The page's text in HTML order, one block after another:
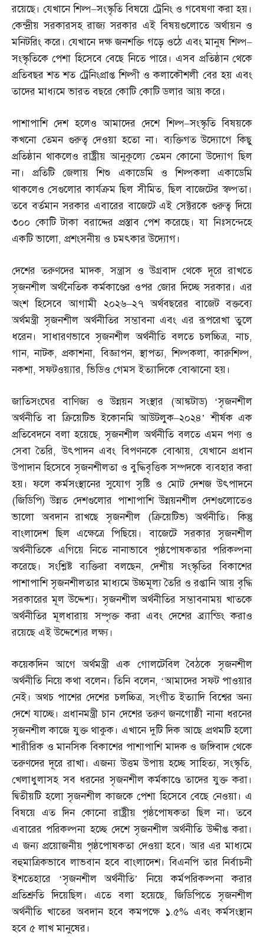
রয়েছে। যেখানে শিল্প–সংস্কৃতি বিষয়ে ট্রেনিং ও গবেষণা করা হয়।
কেন্দ্রীয় সরকারসহ রাজ্য সরকার এই বিষয়গুলোতে অর্থায়ন ও
মনিটরিং করে। যেখানে দক্ষ জনশক্তি গড়ে ওঠে এবং মানুষ শিল্প–
সংস্কৃতিকে পেশা হিসেবে বেছে নিতে পারে। এসব প্রতিষ্ঠান থেকে
প্রতিবছর শত শত ট্রেনিংপ্রাপ্ত শিল্পী ও কলাকৌশলী বের হয় এবং
তাদের মাধ্যমে ভারত বছরে কোটি কোটি ডলার আয় করে।
পাশাপাশি দেশ হলেও আমাদের দেশে শিল্প–সংস্কৃতি বিষয়কে
কখনো তেমন গুরুত্ব দেওয়া হতো না। ব্যক্তিগত উদ্যোগে কিছু
প্রতিষ্ঠান থাকলেও রাষ্ট্রীয় আনুকূল্যে তেমন কোনো উদ্যোগ ছিল
না। প্রতিটি জেলায় শিশু একাডেমি ও শিল্পকলা একাডেমি
থাকলেও সেগুলোর কার্যক্রম ছিল সীমিত,ছিল বাজেটের স্বল্পতা।
তবে বর্তমান সরকার এবারের বাজেটে এই সেক্টরকে গুরুত্ব দিয়ে
৩০০ কোটি টাকা বরাদ্দের প্রস্তাব পেশ করেছে। যা নিঃসন্দেহে
একটি ভালো, প্রশংসনীয় ও চমৎকার উদ্যোগ।
দেশের তরুণদের মাদক,সন্ত্রাস ও উগ্রবাদ থেকে দূরে রাখতে
সৃজনশীল অর্থনৈতিক কর্মকাণ্ডের ওপর জোর দিচ্ছে সরকার। এর
অংশ হিসেবে আগামী ২০২৬–২৭ অর্থবছরের বাজেট বক্তব্যে
অর্থমন্ত্রী সৃজনশীল অর্থনীতির সম্ভাবনা এবং এর রূপরেখা তুলে
ধরেন। সাধারণভাবে সৃজনশীল অর্থনীতি বলতে চলচ্চিত্র,নাচ,
গান,নাটক,প্রকাশনা,বিজ্ঞাপন,স্থাপত্য,শিল্পকলা,কারুশিল্প,
নকশা,সফটওয়্যার,ভিডিও গেমস ইত্যাদিকে বোঝানো হয়।
জাতিসংঘের বাণিজ্য ও উন্নয়ন সংস্থার (আঙ্কটাড) ‘সৃজনশীল
অর্থনীতি বা ক্রিয়েটিভ ইকোনমি আউটলুক–২০২৪’ শীর্ষক এক
প্রতিবেদনে বলা হয়েছে,সৃজনশীল অর্থনীতি বলতে এমন পণ্য ও
সেবা তৈরি,উৎপাদন এবং বিপণনকে বোঝায়, যেখানে প্রধান
উপাদান হিসেবে সৃজনশীলতা ও বুদ্ধিবৃত্তিক সম্পদকে ব্যবহার করা
হয়। ফলে কর্মসংস্থানের সুযোগ সৃষ্টি ও মোট দেশজ উৎপাদনে
(জিডিপি)উন্নত দেশগুলোর পাশাপাশি উন্নয়নশীল দেশগুলোতেও
ভালো অবদান রাখছে সৃজনশীল (ক্রিয়েটিভ)অর্থনীতি। কিন্তু
বাংলাদেশ ছিল এক্ষেত্রে পিছিয়ে। বাজেটে সরকার সৃজনশীল
অর্থনীতিকে এগিয়ে নিতে নানাভাবে পৃষ্ঠপোষকতার পরিকল্পনা
করেছে। সংশ্লিষ্ট ব্যক্তিরা বলছেন,দেশীয় সংস্কৃতির বিকাশের
পাশাপাশি সৃজনশীলতার মাধ্যমে উচ্চমূল্য তৈরি ও রপ্তানি আয় বৃদ্ধি
সরকারের মূল উদ্দেশ্য। সৃজনশীল অর্থনীতির সম্ভাবনাময় খাতকে
অর্থনীতির মূলধারায় সম্পৃক্ত করা এবং দেশের ব্র্যান্ডিং করাও
রয়েছে এই উদ্দেশ্যের লক্ষ্য।
কয়েকদিন আগে অর্থমন্ত্রী এক গোলটেবিল বৈঠকে সৃজনশীল
অর্থনীতি নিয়ে কথা বলেন। তিনি বলেন, ‘আমাদের সফট পাওয়ার
নেই। অথচ পাশের দেশের চলচ্চিত্র,সংগীত ইত্যাদি বিশ্বের অন্য
দেশে যাচ্ছে। প্রধানমন্ত্রী চান দেশের তরুণ জনগোষ্ঠী নানা ধরনের
সৃজনশীল কাজে যুক্ত থাকুক। এখানে দুটি দিক আছে প্রথমটি হলো
শারীরিক ও মানসিক বিকাশের পাশাপাশি মাদক ও জঙ্গিবাদ থেকে
তরুণদের দূরে রাখা। এজন্য উত্তম উপায় হচ্ছে সাহিত্য,সংস্কৃতি,
খেলাধুলাসহ সব ধরনের সৃজনশীল কর্মকাণ্ডে তাদের যুক্ত করা।
দ্বিতীয়টি হলো সৃজনশীল কাজকে পেশা হিসেবে বেছে নেওয়া। এ
বিষয়ে এত দিন কোনো রাষ্ট্রীয় পৃষ্ঠপোষকতা ছিল না। তবে
এবারের পরিকল্পনা হচ্ছে দেশে সৃজনশীল অর্থনীতি উদ্দীপ্ত করা।
এ জন্য প্রয়োজনীয় পৃষ্ঠপোষকতা দেওয়া হবে। আর এর মাধ্যমে
বহুমাত্রিকভাবে লাভবান হবে বাংলাদেশ। বিএনপি তার নির্বাচনী
ইশতেহারে ‘সৃজনশীল অর্থনীতি’ নিয়ে কর্মপরিকল্পনা করার
প্রতিশ্রুতি দিয়েছিল। এতে বলা হয়েছে,জিডিপিতে সৃজনশীল
অর্থনীতি খাতের অবদান হবে কমপক্ষে ১.৫% এবং কর্মসংস্থান
হবে ৫ লাখ মানুষের।